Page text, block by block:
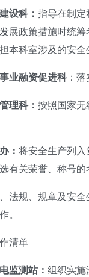
设科： 指导在制定
展政策措施时统
本科室涉及的安全
业融资促进科：落
理科： 按照国家无
办： 将安全生产列
有关荣誉、称号的
规、规章及安全
。
清单
监测站： 组织实施